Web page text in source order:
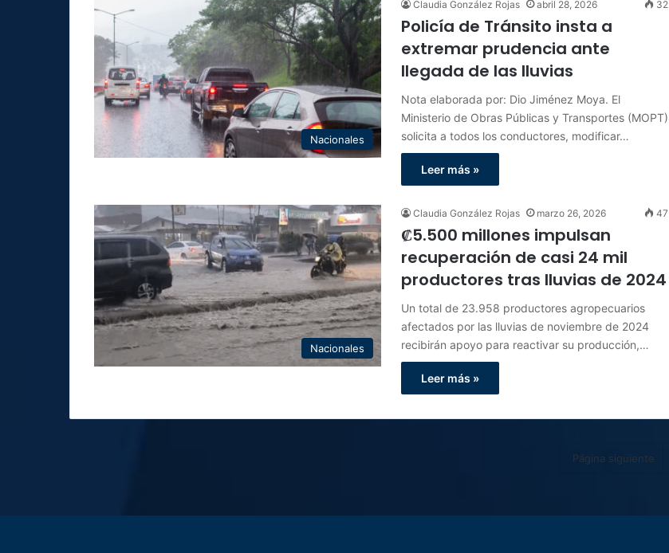
Nacionales
Claudia González Rojas abril 28, 2026 32
Policía de Tránsito insta a
extremar prudencia ante
llegada de las lluvias
Nota elaborada por: Dio Jiménez Moya. El
Ministerio de Obras Públicas y Transportes (MOPT)
solicita a todos los conductores, modificar…
Leer más »
Nacionales
Claudia González Rojas marzo 26, 2026 47
₡5.500 millones impulsan
recuperación de casi 24 mil
productores tras lluvias de 2024
Un total de 23.958 productores agropecuarios
afectados por las lluvias de noviembre de 2024
recibirán apoyo para reactivar su producción,…
Leer más »
Página siguiente